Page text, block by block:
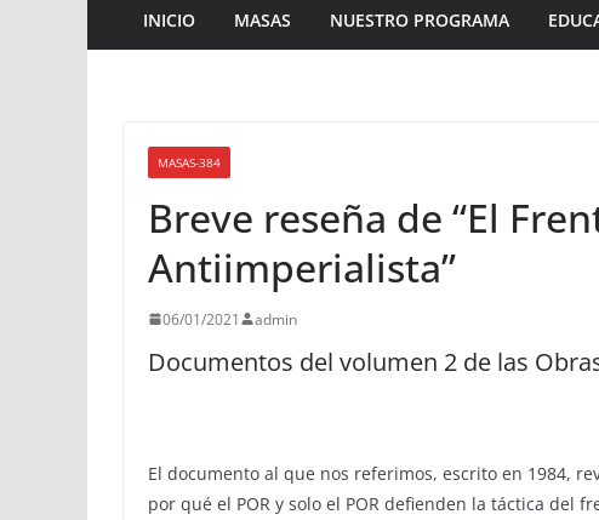
INICIO MASAS NUESTRO PROGRAMA
MASAS-384
Breve reseña de “El
Antiimperialista”
06/01/2021 admin
Documentos del volumen 2 de las
El documento al que nos referimos, escrito en 1984,
por qué el POR y solo el POR defienden la táctica del